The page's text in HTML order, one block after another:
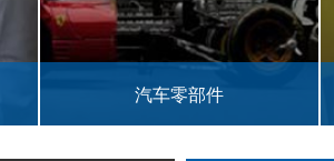
纺织行业